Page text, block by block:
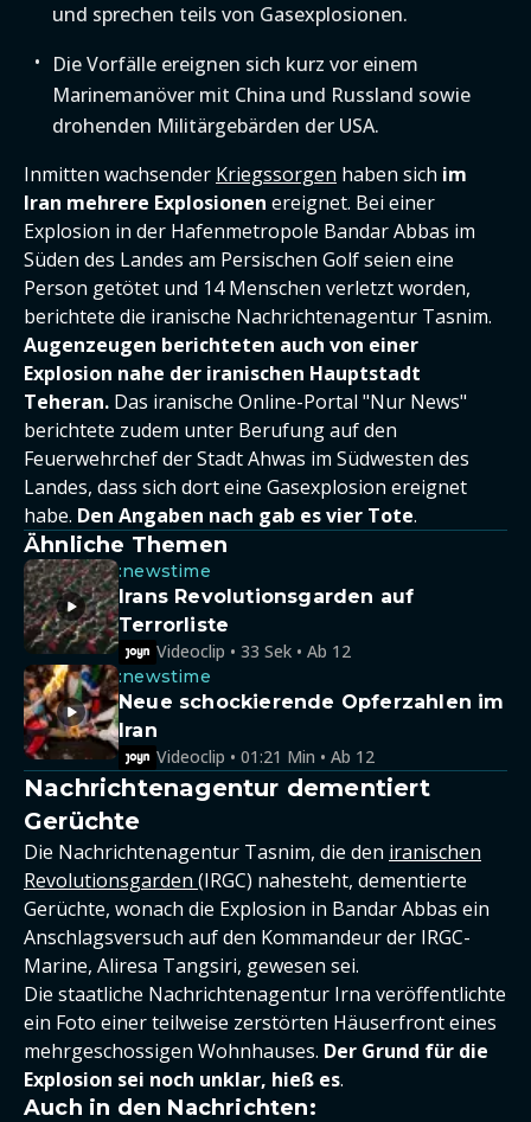
und sprechen teils von Gasexplosionen.
Die Vorfälle ereignen sich kurz vor einem
Marinemanöver mit China und Russland sowie
drohenden Militärgebärden der USA.
Inmitten wachsender Kriegssorgen haben sich im
Iran mehrere Explosionen ereignet. Bei einer
Explosion in der Hafenmetropole Bandar Abbas im
Süden des Landes am Persischen Golf seien eine
Person getötet und 14 Menschen verletzt worden,
berichtete die iranische Nachrichtenagentur Tasnim.
Augenzeugen berichteten auch von einer
Explosion nahe der iranischen Hauptstadt
Teheran. Das iranische Online-Portal "Nur News"
berichtete zudem unter Berufung auf den
Feuerwehrchef der Stadt Ahwas im Südwesten des
Landes, dass sich dort eine Gasexplosion ereignet
habe. Den Angaben nach gab es vier Tote.
Ähnliche Themen
:newstime
Irans Revolutionsgarden auf
Terrorliste
Videoclip • 33 Sek • Ab 12
:newstime
Neue schockierende Opferzahlen im
Iran
Videoclip • 01:21 Min • Ab 12
Nachrichtenagentur dementiert
Gerüchte
Die Nachrichtenagentur Tasnim, die den iranischen
Revolutionsgarden (IRGC) nahesteht, dementierte
Gerüchte, wonach die Explosion in Bandar Abbas ein
Anschlagsversuch auf den Kommandeur der IRGC-
Marine, Aliresa Tangsiri, gewesen sei.
Die staatliche Nachrichtenagentur Irna veröffentlichte
ein Foto einer teilweise zerstörten Häuserfront eines
mehrgeschossigen Wohnhauses. Der Grund für die
Explosion sei noch unklar, hieß es.
Auch in den Nachrichten: